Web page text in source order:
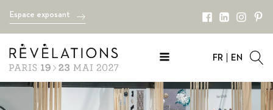
Espace exposant
FR EN